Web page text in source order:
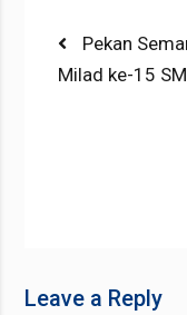
Post
navigation
Previous
post:
Pekan
Milad ke-15
Leave a Reply